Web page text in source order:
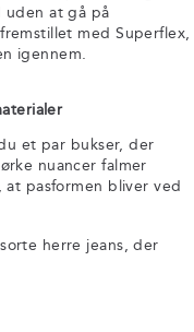
at gå på
med Superflex,
igennem.
et par bukser, der
nuancer falmer
pasformen bliver ved
herre jeans, der